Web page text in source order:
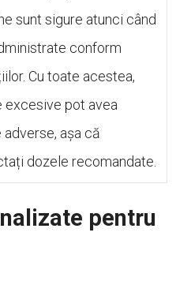
sunt sigure atunci când
conform
Cu toate acestea,
excesive pot avea
așa că
dozele recomandate.
pentru